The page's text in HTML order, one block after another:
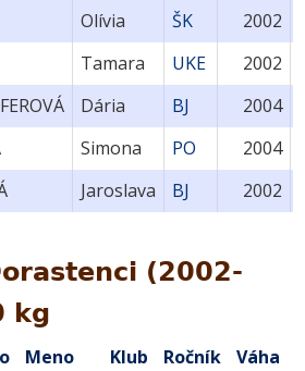
Olívia ŠK
2002
Tamara UKE
2002
Dária BJ
2004
Simona PO
2004
Jaroslava BJ 2002
(2002-
kg
Meno Klub Ročník Váha